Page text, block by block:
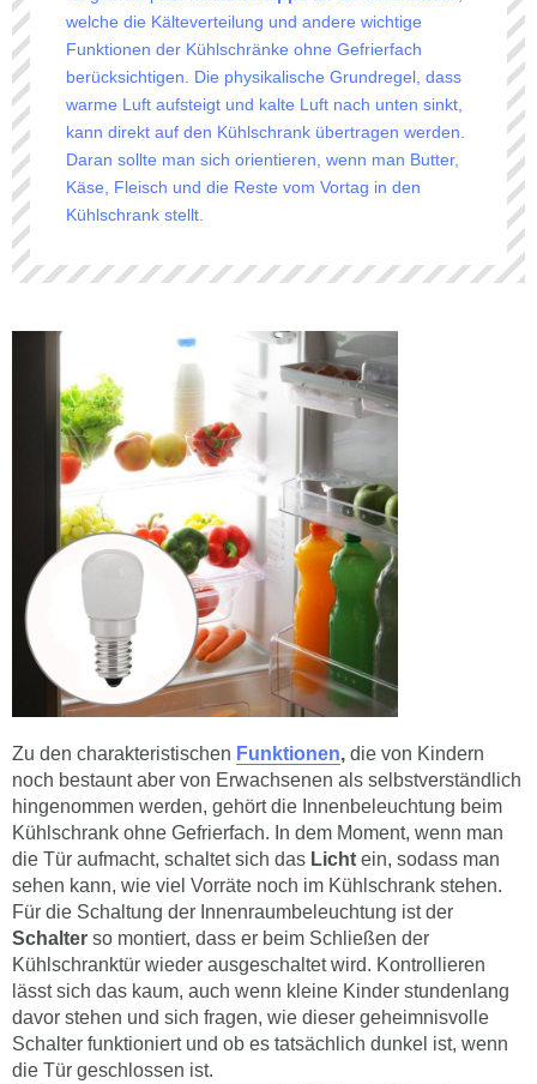
welche die Kälteverteilung und andere wichtige
Funktionen der Kühlschränke ohne Gefrierfach
berücksichtigen. Die physikalische Grundregel, dass
warme Luft aufsteigt und kalte Luft nach unten sinkt,
kann direkt auf den Kühlschrank übertragen werden.
Daran sollte man sich orientieren, wenn man Butter,
Käse, Fleisch und die Reste vom Vortag in den
Kühlschrank stellt.
Zu den charakteristischen Funktionen, die von Kindern
noch bestaunt aber von Erwachsenen als selbstverständlich
hingenommen werden, gehört die Innenbeleuchtung beim
Kühlschrank ohne Gefrierfach. In dem Moment, wenn man
die Tür aufmacht, schaltet sich das Licht ein, sodass man
sehen kann, wie viel Vorräte noch im Kühlschrank stehen.
Für die Schaltung der Innenraumbeleuchtung ist der
Schalter so montiert, dass er beim Schließen der
Kühlschranktür wieder ausgeschaltet wird. Kontrollieren
lässt sich das kaum, auch wenn kleine Kinder stundenlang
davor stehen und sich fragen, wie dieser geheimnisvolle
Schalter funktioniert und ob es tatsächlich dunkel ist, wenn
die Tür geschlossen ist.